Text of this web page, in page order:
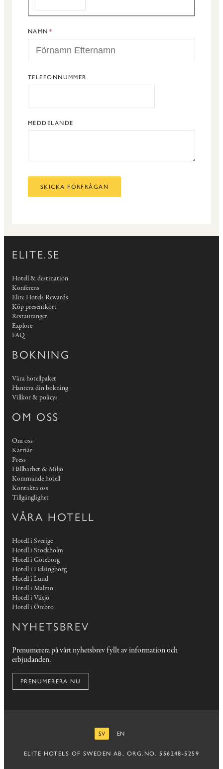
NAMN
TELEFONNUMMER
MEDDELANDE
SKICKA FÖRFRÅGAN
ELITE.SE
Hotell & destination
Konferens
Elite Hotels Rewards
Köp presentkort
Restauranger
Explore
FAQ
BOKNING
Våra hotellpaket
Hantera din bokning
Villkor & policys
OM OSS
Om oss
Karriär
Press
Hållbarhet & Miljö
Kommande hotell
Kontakta oss
Tillgänglighet
VÅRA HOTELL
Hotell i Sverige
Hotell i Stockholm
Hotell i Göteborg
Hotell i Helsingborg
Hotell i Lund
Hotell i Malmö
Hotell i Växjö
Hotell i Örebro
NYHETSBREV
Prenumerera på vårt nyhetsbrev fyllt av information och
erbjudanden.
PRENUMERERA NU
SV
EN
ELITE HOTELS OF SWEDEN AB, ORG.NO. 556248-5259